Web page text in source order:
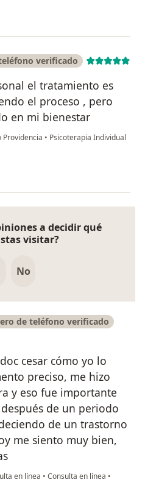
verificado
el tratamiento es
el proceso , pero
en mi bienestar
Providencia • Psicoterapia Individual
a decidir qué
visitar?
No
de teléfono verificado
cesar cómo yo lo
preciso, me hizo
y eso fue importante
de un periodo
de un trastorno
me siento muy bien,
en línea • Consulta en línea •